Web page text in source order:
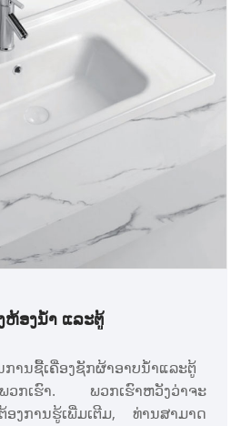
ຫ້ອງນ້ຳ ແລະຕູ້
ານຊື້ເຄື່ອງຊັກຜ້າອາບນ້ໍາແລະຕູ້
ພວກເຮົາ. ພວກເຮົາຫວັງວ່າຈະ
ງການຮູ້ເພີ່ມເຕີມ, ທ່ານສາມາດ